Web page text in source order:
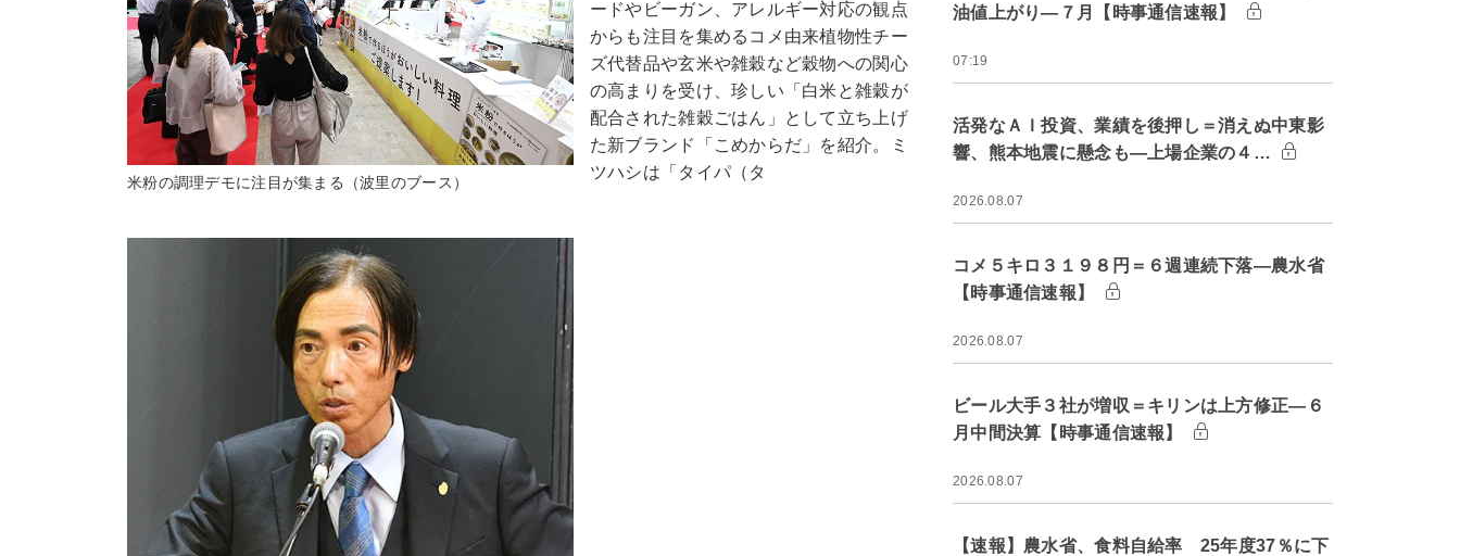
米粉の調理デモに注目が集まる（波里のブース）
ードやビーガン、アレルギー対応の観点
からも注目を集めるコメ由来植物性チー
ズ代替品や玄米や雑穀など穀物への関心
の高まりを受け、珍しい「白米と雑穀が
配合された雑穀ごはん」として立ち上げ
た新ブランド「こめからだ」を紹介。ミ
ツハシは「タイパ（タ
油値上がり―７月【時事通信速報】
07:19
活発なＡＩ投資、業績を後押し＝消えぬ中東影
響、熊本地震に懸念も―上場企業の４…
2026.08.07
コメ５キロ３１９８円＝６週連続下落―農水省
【時事通信速報】
2026.08.07
ビール大手３社が増収＝キリンは上方修正―６
月中間決算【時事通信速報】
2026.08.07
【速報】農水省、食料自給率 25年度37％に下